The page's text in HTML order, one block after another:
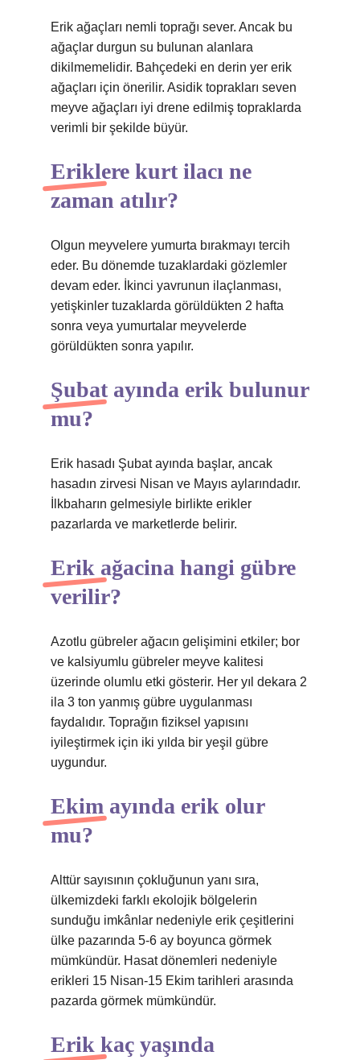
Erik ağaçları nemli toprağı sever. Ancak bu
ağaçlar durgun su bulunan alanlara
dikilmemelidir. Bahçedeki en derin yer erik
ağaçları için önerilir. Asidik toprakları seven
meyve ağaçları iyi drene edilmiş topraklarda
verimli bir şekilde büyür.
Eriklere kurt ilacı ne
zaman atılır?
Olgun meyvelere yumurta bırakmayı tercih
eder. Bu dönemde tuzaklardaki gözlemler
devam eder. İkinci yavrunun ilaçlanması,
yetişkinler tuzaklarda görüldükten 2 hafta
sonra veya yumurtalar meyvelerde
görüldükten sonra yapılır.
Şubat ayında erik bulunur
mu?
Erik hasadı Şubat ayında başlar, ancak
hasadın zirvesi Nisan ve Mayıs aylarındadır.
İlkbaharın gelmesiyle birlikte erikler
pazarlarda ve marketlerde belirir.
Erik ağacina hangi gübre
verilir?
Azotlu gübreler ağacın gelişimini etkiler; bor
ve kalsiyumlu gübreler meyve kalitesi
üzerinde olumlu etki gösterir. Her yıl dekara 2
ila 3 ton yanmış gübre uygulanması
faydalıdır. Toprağın fiziksel yapısını
iyileştirmek için iki yılda bir yeşil gübre
uygundur.
Ekim ayında erik olur
mu?
Alttür sayısının çokluğunun yanı sıra,
ülkemizdeki farklı ekolojik bölgelerin
sunduğu imkânlar nedeniyle erik çeşitlerini
ülke pazarında 5-6 ay boyunca görmek
mümkündür. Hasat dönemleri nedeniyle
erikleri 15 Nisan-15 Ekim tarihleri ​​arasında
pazarda görmek mümkündür.
Erik kaç yaşında